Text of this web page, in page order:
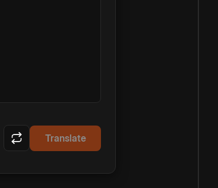
Translate